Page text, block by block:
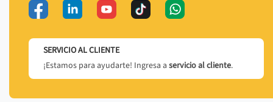
SERVICIO AL CLIENTE
¡Estamos para ayudarte! Ingresa a servicio al cliente.